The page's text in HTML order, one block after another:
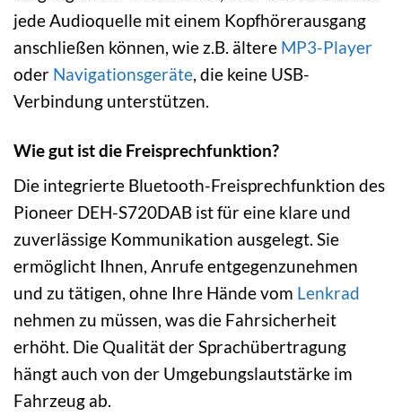
jede Audioquelle mit einem Kopfhörerausgang
anschließen können, wie z.B. ältere MP3-Player
oder Navigationsgeräte, die keine USB-
Verbindung unterstützen.
Wie gut ist die Freisprechfunktion?
Die integrierte Bluetooth-Freisprechfunktion des
Pioneer DEH-S720DAB ist für eine klare und
zuverlässige Kommunikation ausgelegt. Sie
ermöglicht Ihnen, Anrufe entgegenzunehmen
und zu tätigen, ohne Ihre Hände vom Lenkrad
nehmen zu müssen, was die Fahrsicherheit
erhöht. Die Qualität der Sprachübertragung
hängt auch von der Umgebungslautstärke im
Fahrzeug ab.